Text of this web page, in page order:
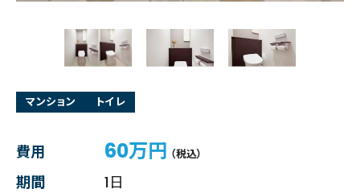
マンション トイレ
費用 60万円 （税込）
期間
1日